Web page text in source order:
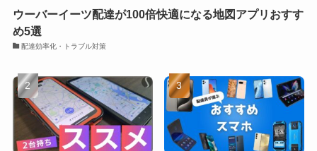
ウーバーイーツ配達が100倍快適になる地図アプリおすす
め5選
配達効率化・トラブル対策